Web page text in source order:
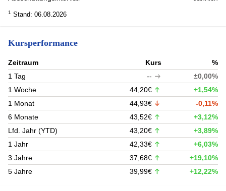
1 Stand: 06.08.2026
Kursperformance
Zeitraum Kurs
%
1 Tag
--
±0,00%
1 Woche
44,20€
+1,54%
1 Monat
44,93€
-0,11%
6 Monate
43,52€
+3,12%
Lfd. Jahr (YTD)
43,20€
+3,89%
1 Jahr
42,33€
+6,03%
3 Jahre
37,68€
+19,10%
5 Jahre
39,99€ +12,22%